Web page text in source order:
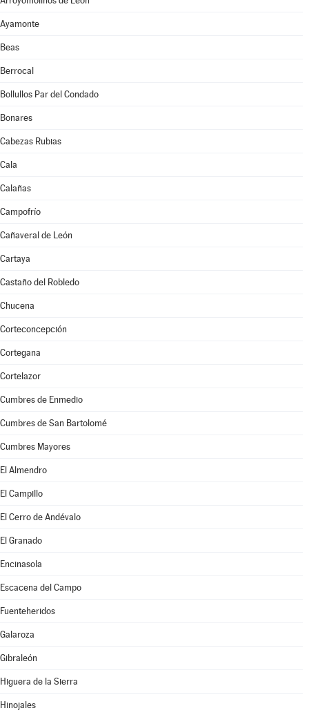
Ayamonte
Beas
Berrocal
Bollullos Par del Condado
Bonares
Cabezas Rubias
Cala
Calañas
Campofrío
Cañaveral de León
Cartaya
Castaño del Robledo
Chucena
Corteconcepción
Cortegana
Cortelazor
Cumbres de Enmedio
Cumbres de San Bartolomé
Cumbres Mayores
El Almendro
El Campillo
El Cerro de Andévalo
El Granado
Encinasola
Escacena del Campo
Fuenteheridos
Galaroza
Gibraleón
Higuera de la Sierra
Hinojales